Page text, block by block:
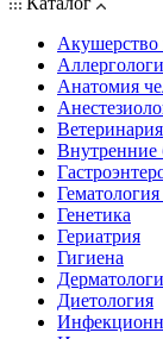
Акушерство
Анатомия
Ветеринария
Внутренние
Генетика
Гериатрия
Гигиена
Диетология